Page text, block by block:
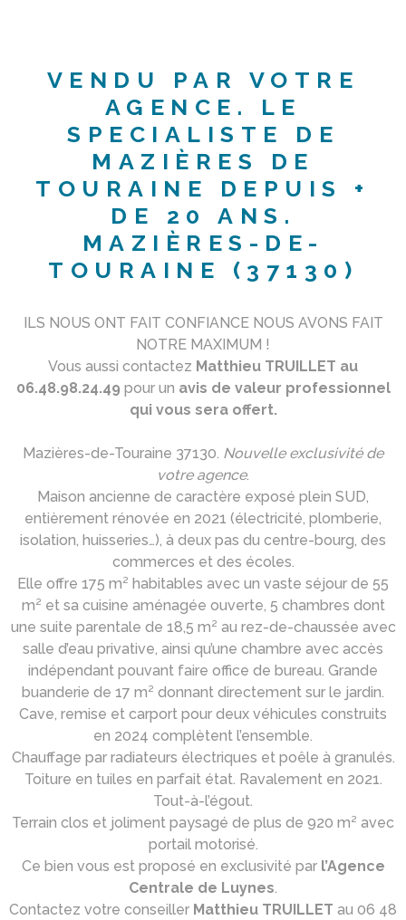
VENDU PAR VOTRE
AGENCE. LE
SPECIALISTE DE
MAZIÈRES DE
TOURAINE DEPUIS +
DE 20 ANS.
MAZIÈRES-DE-
TOURAINE (37130)
ILS NOUS ONT FAIT CONFIANCE NOUS AVONS FAIT
NOTRE MAXIMUM !
Vous aussi contactez Matthieu TRUILLET au
06.48.98.24.49 pour un avis de valeur professionnel
qui vous sera offert.
Mazières-de-Touraine 37130. Nouvelle exclusivité de
votre agence.
Maison ancienne de caractère exposé plein SUD,
entièrement rénovée en 2021 (électricité, plomberie,
isolation, huisseries…), à deux pas du centre-bourg, des
commerces et des écoles.
Elle offre 175 m² habitables avec un vaste séjour de 55
m² et sa cuisine aménagée ouverte, 5 chambres dont
une suite parentale de 18,5 m² au rez-de-chaussée avec
salle d’eau privative, ainsi qu’une chambre avec accès
indépendant pouvant faire office de bureau. Grande
buanderie de 17 m² donnant directement sur le jardin.
Cave, remise et carport pour deux véhicules construits
en 2024 complètent l’ensemble.
Chauffage par radiateurs électriques et poêle à granulés.
Toiture en tuiles en parfait état. Ravalement en 2021.
Tout-à-l’égout.
Terrain clos et joliment paysagé de plus de 920 m² avec
portail motorisé.
Ce bien vous est proposé en exclusivité par l’Agence
Centrale de Luynes.
Contactez votre conseiller Matthieu TRUILLET au 06 48